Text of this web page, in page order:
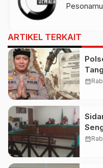
ARTIKEL TERKAIT
calendar_month
calendar_month